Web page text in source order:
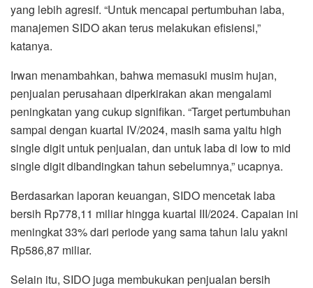
yang lebih agresif. “Untuk mencapai pertumbuhan laba,
manajemen SIDO akan terus melakukan efisiensi,”
katanya.
Irwan menambahkan, bahwa memasuki musim hujan,
penjualan perusahaan diperkirakan akan mengalami
peningkatan yang cukup signifikan. “Target pertumbuhan
sampai dengan kuartal IV/2024, masih sama yaitu high
single digit untuk penjualan, dan untuk laba di low to mid
single digit dibandingkan tahun sebelumnya,” ucapnya.
Berdasarkan laporan keuangan, SIDO mencetak laba
bersih Rp778,11 miliar hingga kuartal III/2024. Capaian ini
meningkat 33% dari periode yang sama tahun lalu yakni
Rp586,87 miliar.
Selain itu, SIDO juga membukukan penjualan bersih